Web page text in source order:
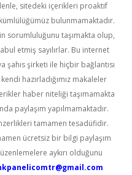
sitedeki içerikleri proaktif
bulunmamaktadır.
sorumluluğunu taşımakta olup,
etmiş sayılırlar. Bu internet
şirketi ile hiçbir bağlantısı
hazırladığımız makaleler
haber niteliği taşımamakta
paylaşım yapılmamaktadır.
tamamen tesadüfidir.
ücretsiz bir bilgi paylaşım
aykırı olduğunu